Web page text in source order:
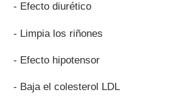
compra
- Efecto diurético
- Limpia los riñones
- Efecto hipotensor
- Baja el colesterol LDL